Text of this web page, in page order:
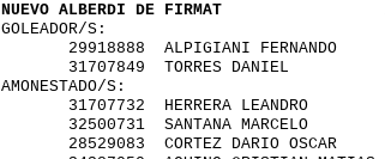
NUEVO ALBERDI DE FIRMAT
GOLEADOR/S:
29918888  ALPIGIANI FERNANDO
31707849  TORRES DANIEL
AMONESTADO/S:
31707732  HERRERA
32500731  SANTANA
28529083  CORTEZ